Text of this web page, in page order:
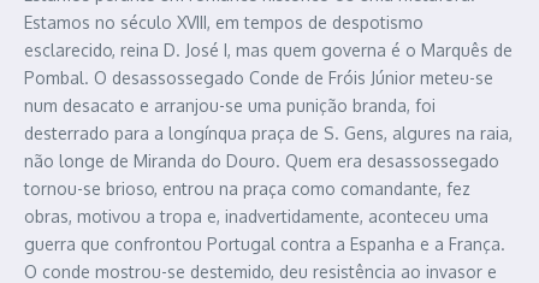
Estamos no século XVIII, em tempos de despotismo
esclarecido, reina D. José I, mas quem governa é o Marquês de
Pombal. O desassossegado Conde de Fróis Júnior meteu-se
num desacato e arranjou-se uma punição branda, foi
desterrado para a longínqua praça de S. Gens, algures na raia,
não longe de Miranda do Douro. Quem era desassossegado
tornou-se brioso, entrou na praça como comandante, fez
obras, motivou a tropa e, inadvertidamente, aconteceu uma
guerra que confrontou Portugal contra a Espanha e a França.
O conde mostrou-se destemido, deu resistência ao invasor e